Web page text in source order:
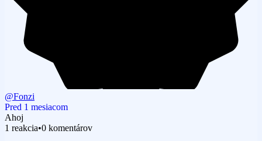
@Fonzi
Pred 1 mesiacom
Ahoj
1 reakcia•0 komentárov